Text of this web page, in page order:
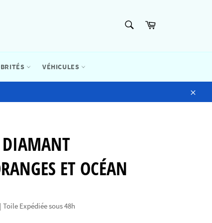
Panier
VÉHICULES
Close
DIAMANT
ET OCÉAN
Expédiée sous 48h